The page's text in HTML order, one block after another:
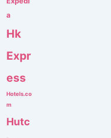
a
Hk
Expr
ess
Hotels.co
m
Hutc